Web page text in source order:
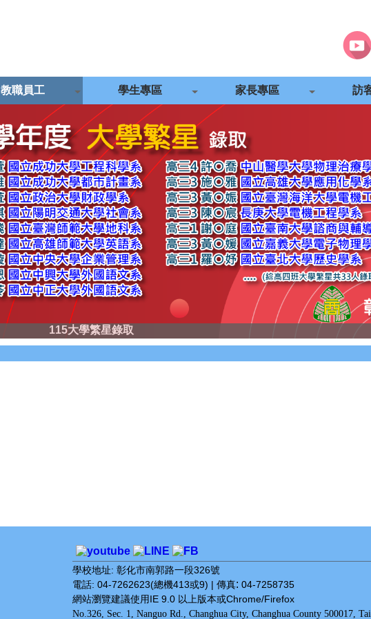
教職員工 學生專區 家長專區 訪
115大學繁星錄取
114商業類技藝競賽得獎名單
學校地址: 彰化市南郭路一段326號
電話: 04-7262623(總機413或9) | 傳真: 04-7258735
網站瀏覽建議使用IE 9.0 以上版本或Chrome/Firefox
No.326, Sec. 1, Nanguo Rd., Changhua City, Changhua County 500017,